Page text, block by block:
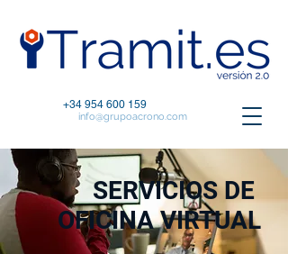
+34 954 600 159
info@grupoacrono.com
SERVICIOS DE
OFICINA VIRTUAL